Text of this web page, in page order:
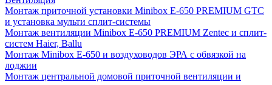
Монтаж приточной установки Minibox E-650 PREMIUM GTC
и установка мульти сплит-системы
Монтаж вентиляции Minibox E-650 PREMIUM Zentec и сплит-
систем Haier, Ballu
Монтаж Minibox E-650 и воздуховодов ЭРА с обвязкой на
лоджии
Монтаж центральной домовой приточной вентиляции и